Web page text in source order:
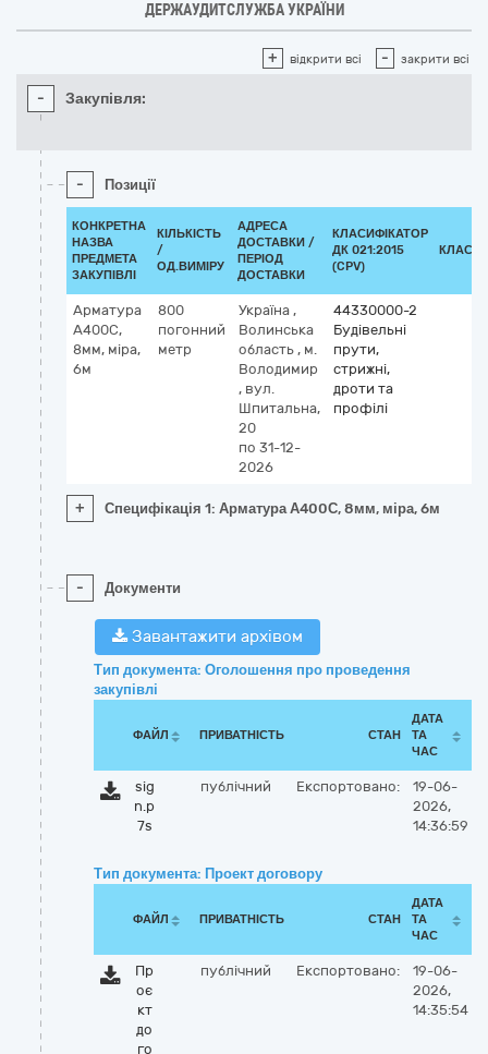
ДЕРЖАУДИТСЛУЖБА УКРАЇНИ
+ відкрити всі - закрити всі
- Закупівля:
- Позиції
КОНКРЕТНА
НАЗВА
ПРЕДМЕТА
ЗАКУПІВЛІ
КІЛЬКІСТЬ
/
ОД.ВИМІРУ
АДРЕСА
ДОСТАВКИ /
ПЕРІОД
ДОСТАВКИ
КЛАСИФІКАТОР
ДК 021:2015
(CPV)
Арматура
А400С,
8мм, міра,
6м
800
погонний
метр
Україна ,
Волинська
область , м.
Володимир
, вул.
Шпитальна,
20
по 31-12-
2026
44330000-2
Будівельні
прути,
стрижні,
дроти та
профілі
+ Специфікація 1: Арматура А400С, 8мм, міра, 6м
- Документи
Завантажити архівом
Тип документа: Оголошення про проведення
закупівлі
ФАЙЛ ПРИВАТНІСТЬ СТАН
ДАТА
ТА
ЧАС
sig
n.p
7s
публічний Експортовано:
19-06-
2026,
14:36:59
Тип документа: Проект договору
ФАЙЛ ПРИВАТНІСТЬ СТАН
ДАТА
ТА
ЧАС
Пр
оє
кт
до
го
публічний Експортовано:
19-06-
2026,
14:35:54